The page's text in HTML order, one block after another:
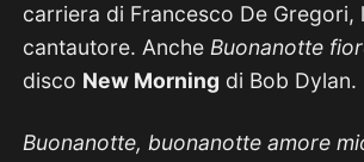
carriera di Francesco De
cantautore. Anche Buonanotte
disco New Morning di Bob Dylan.
Buonanotte, buonanotte amore